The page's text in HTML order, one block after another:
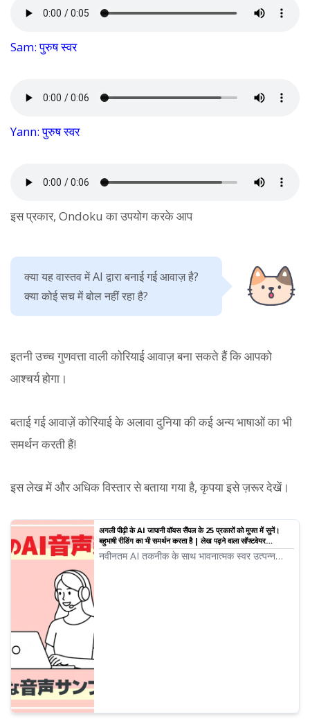
Sam: पुरुष स्वर
Yann: पुरुष स्वर
इस प्रकार, Ondoku का उपयोग करके आप
क्या यह वास्तव में AI द्वारा बनाई गई आवाज़ है?
क्या कोई सच में बोल नहीं रहा है?
इतनी उच्च गुणवत्ता वाली कोरियाई आवाज़ बना सकते हैं कि आपको
आश्चर्य होगा।
बताई गई आवाज़ें कोरियाई के अलावा दुनिया की कई अन्य भाषाओं का भी
समर्थन करती हैं!
इस लेख में और अधिक विस्तार से बताया गया है, कृपया इसे ज़रूर देखें।
अगली पीढ़ी के AI जापानी वॉयस सैंपल के 25 प्रकारों को मुफ्त में सुनें।
बहुभाषी रीडिंग का भी समर्थन करता है | लेख पढ़ने वाला सॉफ्टवेयर
Ondoku
नवीनतम AI तकनीक के साथ भावनात्मक स्वर उत्पन्न